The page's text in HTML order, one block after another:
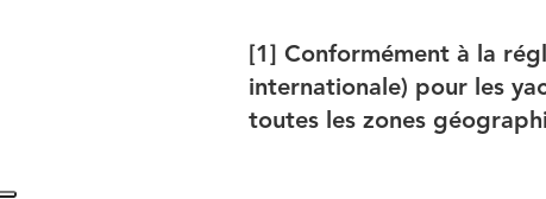
[1] Conformément à la
internationale) pour les
toutes les zones